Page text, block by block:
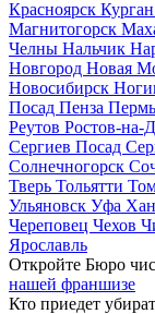
Красноярск Курган
Магнитогорск
Челны Нальчик
Новгород Новая
Новосибирск
Посад Пенза Пермь
Реутов Ростов-на-
Сергиев Посад
Солнечногорск
Тверь Тольятти
Ульяновск Уфа
Череповец Чехов
Ярославль
Откройте Бюро
нашей франшизе
Кто приедет